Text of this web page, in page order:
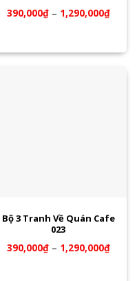
390,000₫– 1,290,000₫
Bộ 3 Tranh Về Quán Cafe
023
390,000₫– 1,290,000₫